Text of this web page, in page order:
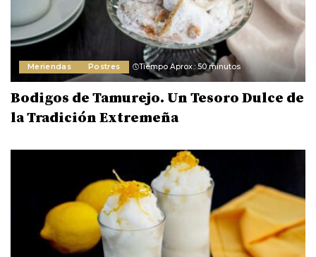
Meriendas Postres Tiempo Aprox.: 50 minutos
Bodigos de Tamurejo. Un Tesoro Dulce de
la Tradición Extremeña